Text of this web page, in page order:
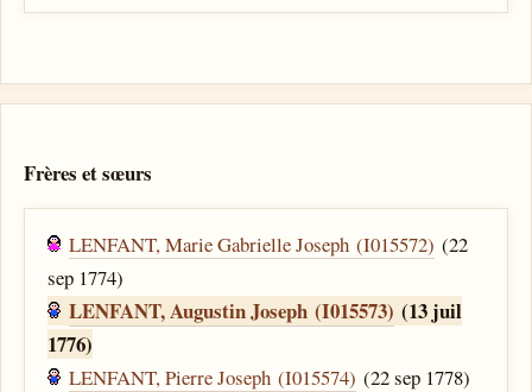
Frères et sœurs
LENFANT, Marie Gabrielle Joseph (I015572) (22
sep 1774)
LENFANT, Augustin Joseph (I015573) (13 juil
1776)
LENFANT, Pierre Joseph (I015574) (22 sep 1778)